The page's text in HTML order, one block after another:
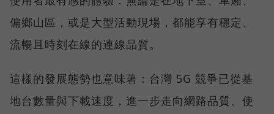
偏鄉山區，或是大型活動現場，都能享有穩定、
流暢且時刻在線的連線品質。
這樣的發展態勢也意味著：台灣 5G 競爭已從基
地台數量與下載速度，進一步走向網路品質、使